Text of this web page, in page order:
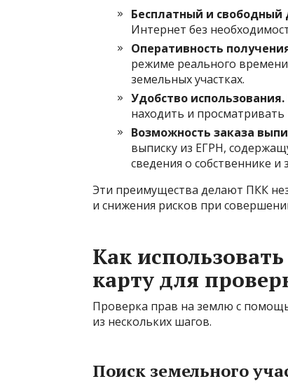
Бесплатный и свободный
Интернет без
Оперативность
режиме реального
земельных участках.
Удобство использования.
находить и
Возможность заказа
выписку из ЕГРН,
сведения о собственнике и
Эти преимущества делают ПКК
и снижения рисков при
Как
карту для
Проверка прав на землю с
из нескольких шагов.
Поиск земельного